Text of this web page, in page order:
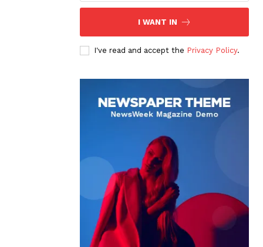
I WANT IN
I've read and accept the Privacy Policy.